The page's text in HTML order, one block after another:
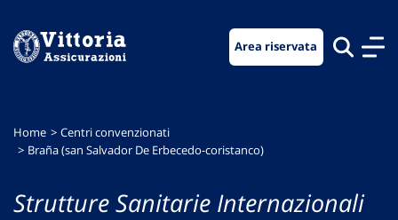
menu
contenuto
footer
Area riservata
Home
Centri convenzionati
Braña (san Salvador De Erbecedo-coristanco)
Strutture Sanitarie Internazionali